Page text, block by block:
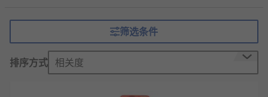
射信号→计算距离数据” 的流程：激光发射器向目标
物体发射激光脉冲，激光遇到目标后反射回接收组
件，处理器根据激光传播的时间差和光速，快速计算
出测量点与目标物体之间的距离，并将数据显示在屏
筛选条件
排序方式 相关度